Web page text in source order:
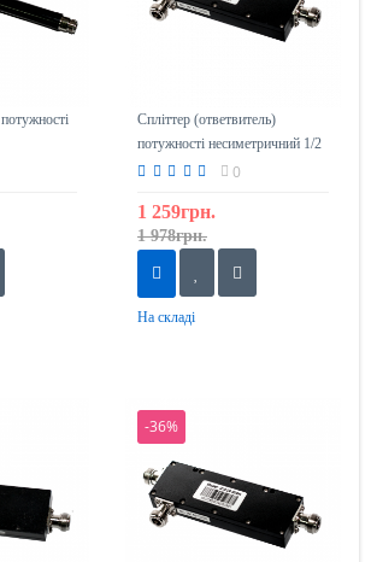
Спліттер (ответвитель)
потужності несиметричний 1/2
(10дБ) ICCC10-200N
0
1 259грн.
1 978грн.
На складі
-36%